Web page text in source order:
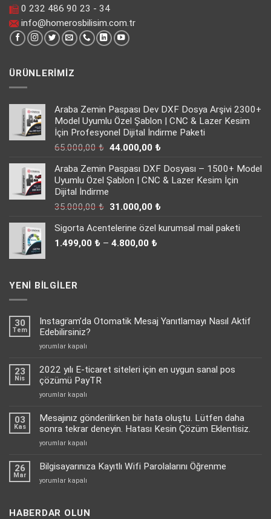
0 232 486 90 23 - 34
info@homerosbilisim.com.tr
ÜRÜNLERIMIZ
Araba Zemin Paspası Dev DXF Dosya Arşivi 2300+
Model Uyumlu Özel Şablon | CNC & Lazer Kesim
İçin Profesyonel Dijital İndirme Paketi
65.000,00₺ Orijinal
65.000,00 ₺.
44.000,00 ₺Şu
fiyat:
44.000,00 ₺.
Araba Zemin Paspası DXF Dosyası – 1500+ Model
Uyumlu Özel Şablon | CNC & Lazer Kesim İçin
Dijital İndirme
35.000,00₺ Orijinal
35.000,00 ₺.
31.000,00 ₺Şu
fiyat:
Sigorta Acentelerine özel kurumsal mail paketi
1.499,00 ₺ – 4.800,00 ₺
YENI BILGILER
30
Tem
Instagram’da Otomatik Mesaj Yanıtlamayı Nasıl Aktif
Edebilirsiniz?
Instagram’da
Mesaj
Yanıtlamayı
Nasıl
Aktif
için
yorumlar kapalı
23
Nis
2022 yılı E-ticaret siteleri için en uygun sanal pos
çözümü PayTR
2022
E-
için
uygun
yorumlar kapalı
03
Kas
Mesajınız gönderilirken bir hata oluştu. Lütfen daha
sonra tekrar deneyin. Hatası Kesin Çözüm Eklentisiz.
Mesajınız
bir
hata
oluştu.
sonra
yorumlar kapalı
26
Mar
Bilgisayarınıza Kayıtlı Wifi Parolalarını Öğrenme
Bilgisayarınıza
Parolalarını
yorumlar kapalı
HABERDAR OLUN